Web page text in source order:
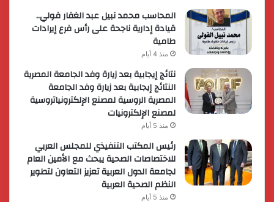
المحاسب محمد نبيل عبد الغفار فولي..
قيادة إدارية ناجحة على رأس فرع إيرادات
طامية
منذ 4 أيام
نتائج إيجابية بعد زيارة وفد الجامعة المصرية
النتائج إيجابية بعد زيارة وفد الجامعة
المصرية الروسية لمصنع الإلكترونياتروسية
لمصنع الإلكترونيات
منذ 5 أيام
رئيس المكتب التنفيذي للمجلس العربي
للاختصاصات الصحية يبحث مع الأمين العام
لجامعة الدول العربية تعزيز التعاون لتطوير
النظم الصحية العربية
منذ 5 أيام